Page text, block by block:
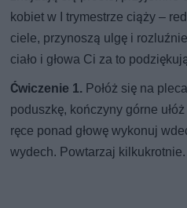
kobiet w I trymestrze ciąży –
ciele, przynoszą ulgę i
ciało i głowa Ci za to
Ćwiczenie 1. Połóż się na
poduszkę, kończyny górne
ręce ponad głowę wykonuj
wydech. Powtarzaj kilkukrotnie.